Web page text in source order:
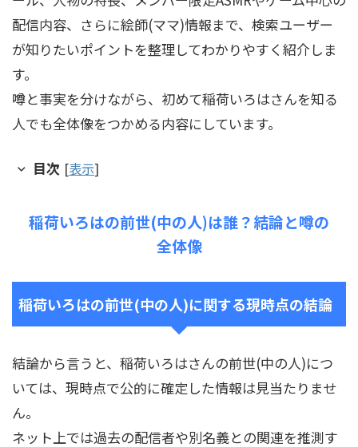
配信内容、さらに絵師(ママ)情報まで、検索ユーザー
が知りたいポイントを整理してわかりやすく紹介しま
す。
噂と事実を分けながら、初めて稲荷いろはさんを知る
人でも全体像をつかめる内容にしています。
目次 [表示]
稲荷いろはの前世(中の人)は誰？結論と噂の
全体像
稲荷いろはの前世(中の人)に関する現時点の結論
結論から言うと、稲荷いろはさんの前世(中の人)につ
いては、現時点で公的に確定した情報は見当たりませ
ん。
ネット上では過去の配信者や別名義との関連を推測す